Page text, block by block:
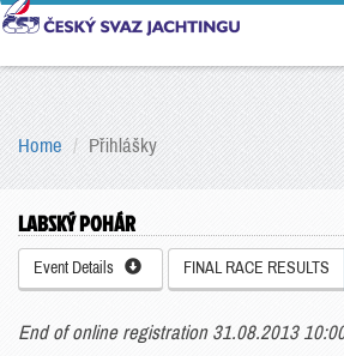
Home Přihlášky
LABSKÝ POHÁR
Event Details FINAL RACE RESULTS
End of online registration 31.08.2013